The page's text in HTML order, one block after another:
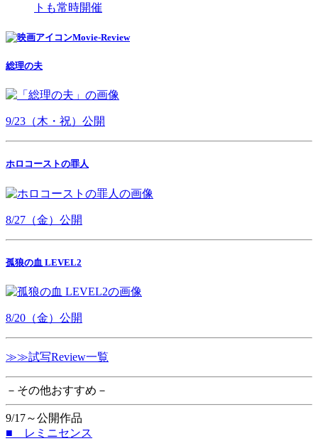
トも常時開催
Movie-Review
総理の夫
9/23（木・祝）公開
ホロコーストの罪人
8/27（金）公開
孤狼の血 LEVEL2
8/20（金）公開
≫≫試写Review一覧
－その他おすすめ－
9/17～公開作品
■ レミニセンス